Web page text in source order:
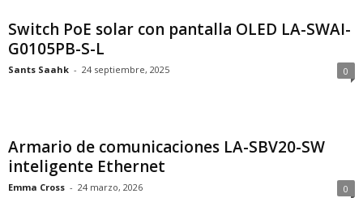
Switch PoE solar con pantalla OLED LA-SWAI-
G0105PB-S-L
Sants Saahk - 24 septiembre, 2025 0
Armario de comunicaciones LA-SBV20-SW
inteligente Ethernet
Emma Cross - 24 marzo, 2026 0